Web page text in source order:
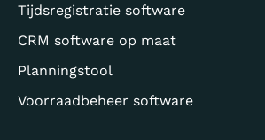
Tijdsregistratie software
CRM software op maat
Planningstool
Voorraadbeheer software